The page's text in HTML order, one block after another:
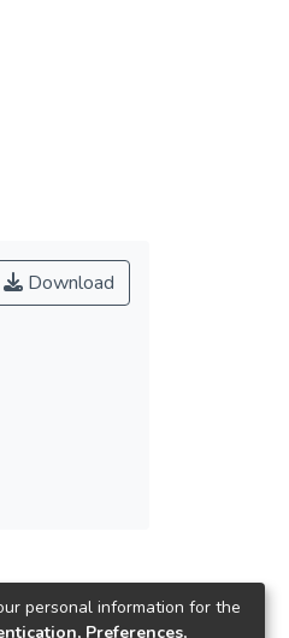
Download
personal information for the
Preferences,